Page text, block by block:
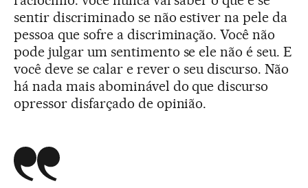
sentir discriminado se não estiver na pele da
pessoa que sofre a discriminação. Você não
pode julgar um sentimento se ele não é seu. E
você deve se calar e rever o seu discurso. Não
há nada mais abominável do que discurso
opressor disfarçado de opinião.